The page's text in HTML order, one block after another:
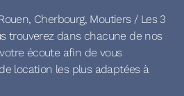
Cherbourg, Moutiers / Les 3
trouverez dans chacune de nos
écoute afin de vous
location les plus adaptées à